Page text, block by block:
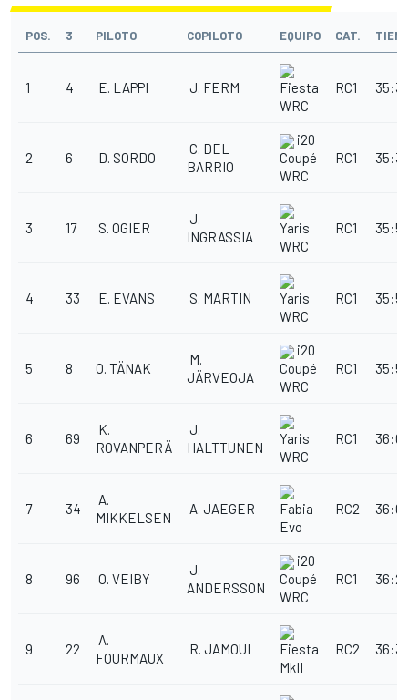
POS. 3 PILOTO COPILOTO EQUIPO CAT.
1 4 E. LAPPI J. FERM
Fiesta
WRC
RC1
2 6 D. SORDO
C. DEL
BARRIO
i20
Coupé
WRC
RC1
3 17 S. OGIER
J.
INGRASSIA
Yaris
WRC
RC1
4 33 E. EVANS S. MARTIN
Yaris
WRC
RC1
5 8 O. TÄNAK
M.
JÄRVEOJA
i20
Coupé
WRC
RC1
6 69
K.
ROVANPERÄ
J.
HALTTUNEN
Yaris
WRC
RC1
7 34
A.
MIKKELSEN
A. JAEGER
Fabia
Evo
RC2
8 96 O. VEIBY
J.
ANDERSSON
i20
Coupé
WRC
RC1
9 22
A.
FOURMAUX
R. JAMOUL
Fiesta
MkII
RC2